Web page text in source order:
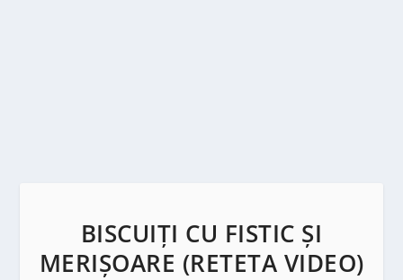
BISCUIȚI CU FISTIC ȘI
MERIȘOARE (RETETA VIDEO)